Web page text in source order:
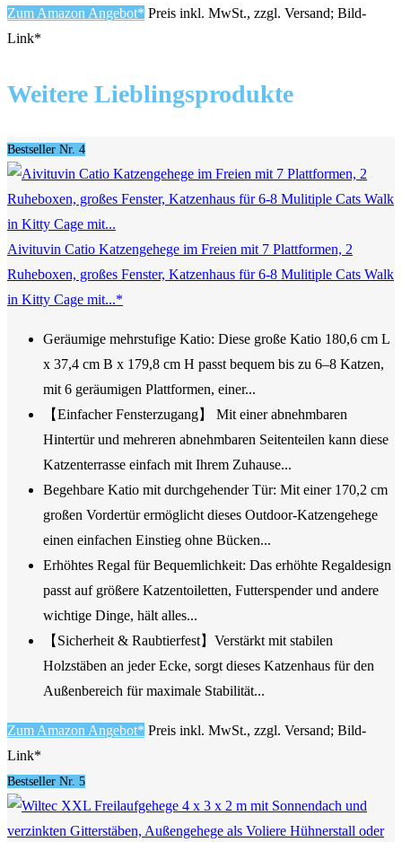
Zum Amazon Angebot* Preis inkl. MwSt., zzgl. Versand; Bild-
Link*
Weitere Lieblingsprodukte
Bestseller Nr. 4
Aivituvin Catio Katzengehege im Freien mit 7 Plattformen, 2
Ruheboxen, großes Fenster, Katzenhaus für 6-8 Mulitiple Cats Walk
in Kitty Cage mit...*
Geräumige mehrstufige Katio: Diese große Katio 180,6 cm L
x 37,4 cm B x 179,8 cm H passt bequem bis zu 6–8 Katzen,
mit 6 geräumigen Plattformen, einer...
【Einfacher Fensterzugang】 Mit einer abnehmbaren
Hintertür und mehreren abnehmbaren Seitenteilen kann diese
Katzenterrasse einfach mit Ihrem Zuhause...
Begehbare Katio mit durchgehender Tür: Mit einer 170,2 cm
großen Vordertür ermöglicht dieses Outdoor-Katzengehege
einen einfachen Einstieg ohne Bücken...
Erhöhtes Regal für Bequemlichkeit: Das erhöhte Regaldesign
passt auf größere Katzentoiletten, Futterspender und andere
wichtige Dinge, hält alles...
【Sicherheit & Raubtierfest】Verstärkt mit stabilen
Holzstäben an jeder Ecke, sorgt dieses Katzenhaus für den
Außenbereich für maximale Stabilität...
Zum Amazon Angebot* Preis inkl. MwSt., zzgl. Versand; Bild-
Link*
Bestseller Nr. 5